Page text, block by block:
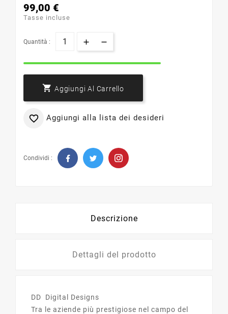
99,00 €
Tasse incluse
Quantità :
 Aggiungi Al Carrello
 Aggiungi alla lista dei desideri
Condividi :
Descrizione
Dettagli del prodotto
DD Digital Designs
Tra le aziende più prestigiose nel campo del